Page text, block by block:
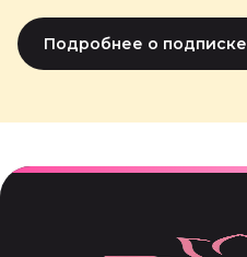
Подробнее о подписке